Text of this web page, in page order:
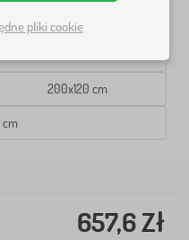
180x80 cm
200x120 cm
cm
657,6 Zł
pliki cookie